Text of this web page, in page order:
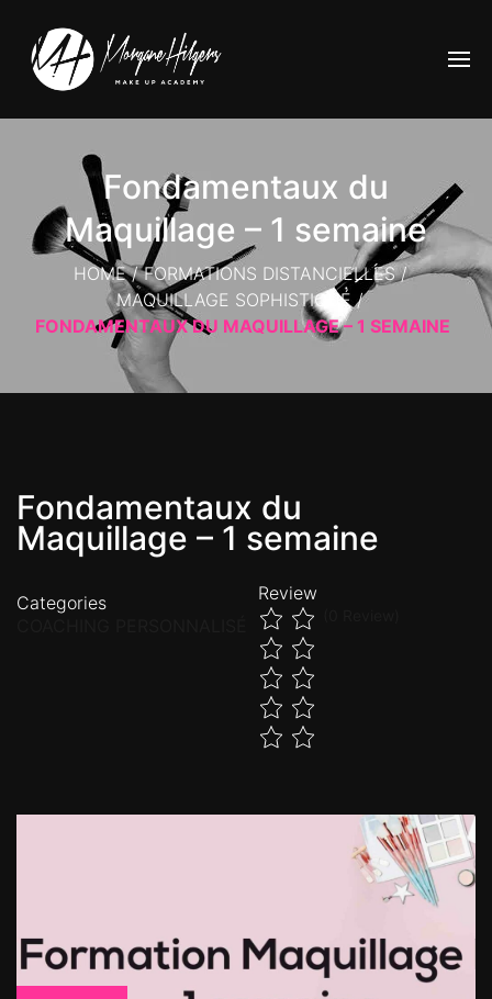
Fondamentaux du
Maquillage – 1 semaine
HOME / FORMATIONS DISTANCIELLES /
MAQUILLAGE SOPHISTIQUÉ /
FONDAMENTAUX DU MAQUILLAGE – 1 SEMAINE
Fondamentaux du
Maquillage – 1 semaine
Categories
Review